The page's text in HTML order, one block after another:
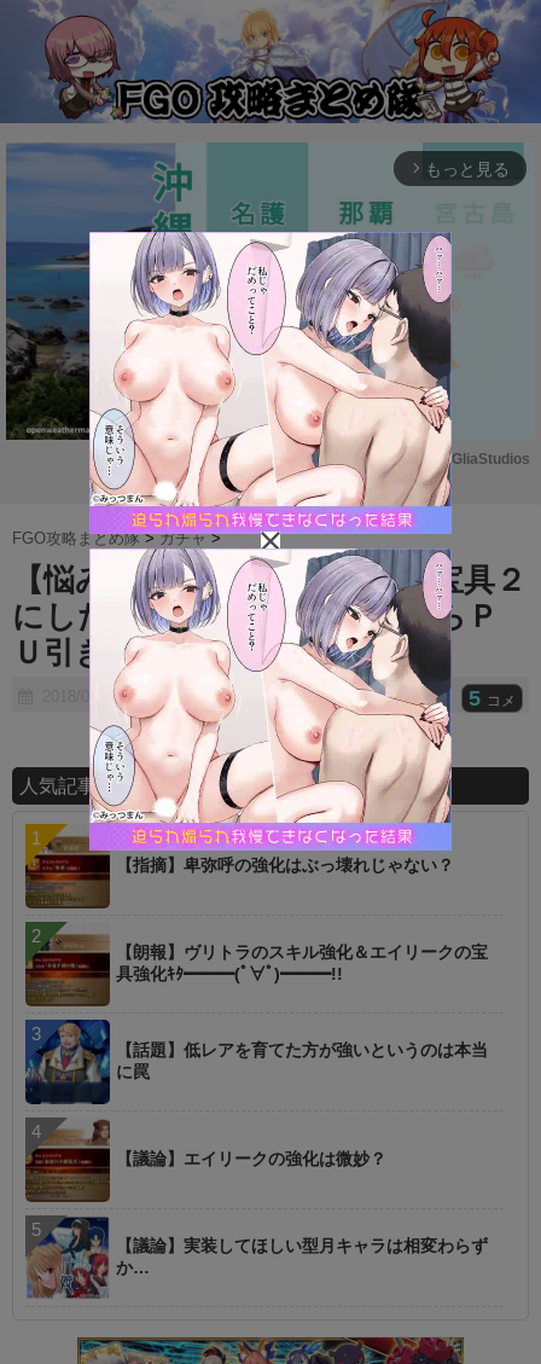
arrow_forward_ios もっと見る
M
u
t
e
Powered by GliaStudios
FGO攻略まとめ隊 >ガチャ >
【悩み】ギルガメッシュさん宝具２
にしたらめちゃくちゃ強いからＰ
Ｕ引きたくなる‥‥！
2018/01/03 5 コメ
人気記事ランキング
【指摘】卑弥呼の強化はぶっ壊れじゃない？
【朗報】ヴリトラのスキル強化＆エイリークの宝
具強化ｷﾀ━━━(ﾟ∀ﾟ)━━━!!
【話題】低レアを育てた方が強いというのは本当
に罠
【議論】エイリークの強化は微妙？
【議論】実装してほしい型月キャラは相変わらず
か…